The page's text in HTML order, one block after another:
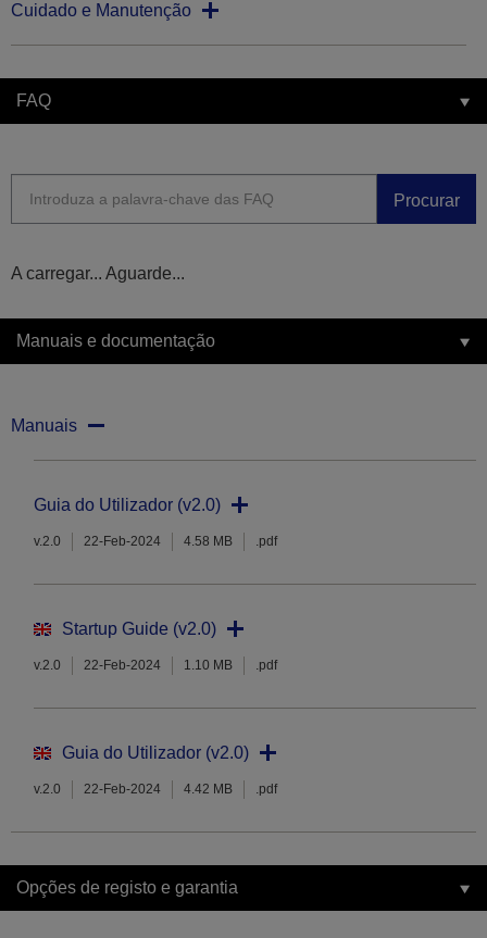
Cuidado e Manutenção
FAQ
Procurar
A carregar... Aguarde...
Manuais e documentação
Manuais
Guia do Utilizador (v2.0)
v.2.0 22-Feb-2024 4.58 MB .pdf
Startup Guide (v2.0)
v.2.0 22-Feb-2024 1.10 MB .pdf
Guia do Utilizador (v2.0)
v.2.0 22-Feb-2024 4.42 MB .pdf
Opções de registo e garantia